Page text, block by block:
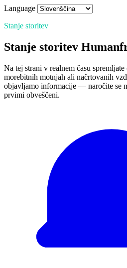
Language
Stanje storitev
Stanje storitev
Na tej strani v realnem času
morebitnih motnjah ali načrtovanih
objavljamo informacije — naročite se
prvimi obveščeni.